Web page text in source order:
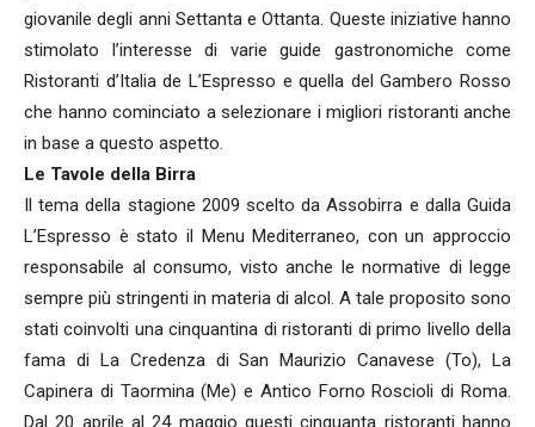
giovanile degli anni Settanta e Ottanta. Queste iniziative hanno
stimolato l’interesse di varie guide gastronomiche come
Ristoranti d’Italia de L’Espresso e quella del Gambero Rosso
che hanno cominciato a selezionare i migliori ristoranti anche
in base a questo aspetto.
Le Tavole della Birra
Il tema della stagione 2009 scelto da Assobirra e dalla Guida
L’Espresso è stato il Menu Mediterraneo, con un approccio
responsabile al consumo, visto anche le normative di legge
sempre più stringenti in materia di alcol. A tale proposito sono
stati coinvolti una cinquantina di ristoranti di primo livello della
fama di La Credenza di San Maurizio Canavese (To), La
Capinera di Taormina (Me) e Antico Forno Roscioli di Roma.
Dal 20 aprile al 24 maggio questi cinquanta ristoranti hanno